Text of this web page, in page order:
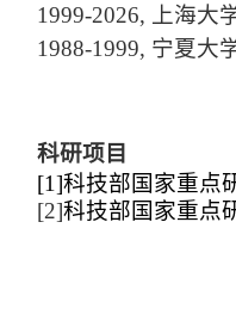
1999-2026, 上海大
1988-1999, 宁夏大
科研项目
[1]科技部国家重点
[2]科技部国家重点